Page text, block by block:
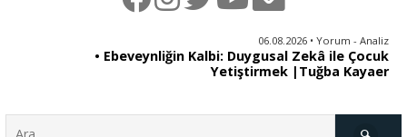
06.08.2026 • Yorum - Analiz
• Ebeveynliğin Kalbi: Duygusal Zekâ ile Çocuk
Yetiştirmek |Tuğba Kayaer